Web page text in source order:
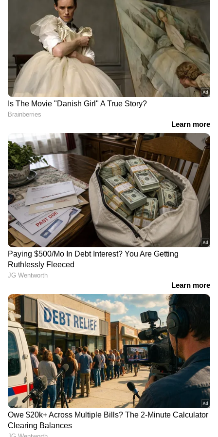
ആലോചിക്കുകയാണെന്നും നേതാക്കൾ
പറഞ്ഞു.
DOWNLOAD APP
RECOMMENDED STORIES
'ഹിന്ദു വിരോധികൾക്ക്
മുന്നിൽ കീഴടങ്ങി';
മുഖ്യമന്ത്രി
വിജയ്‍ക്കെതിരെ ബിജെപി
രം​ഗത്ത്
കൊക്രോച്ച് ജനതാ
പാർട്ടിയുടെ പേരിൽ
മനുഷ്യച്ചങ്ങലക്ക്
ആഹ്വാനം,
പങ്കെടുക്കരുതെന്ന്
കർണാടക പൊലീസ്,
മുന്നറിയിപ്പ്!
ബിജെപിക്ക് ഒരു സീറ്റ്